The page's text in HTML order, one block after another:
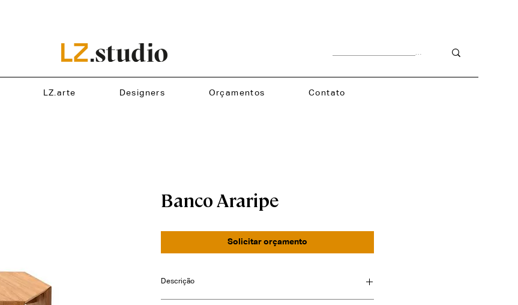
LZ.arte Designers Orçamentos Contato
Banco Araripe
Solicitar orçamento
Descrição